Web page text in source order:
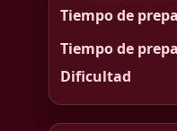
Tiempo de
Tiempo de
Dificultad